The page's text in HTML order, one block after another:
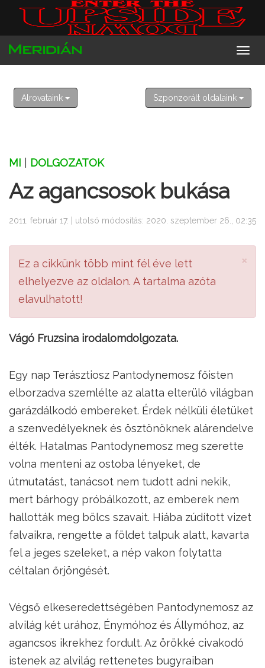
2026. augusztus 8. szombat
László
Alrovataink Szponzorált oldalaink
MI DOLGOZATOK
Az agancsosok bukása
2011. február 17. | utolsó módosítás: 2020. szeptember 26., 02:35
×
Ez a cikkünk több mint fél éve lett
elhelyezve az oldalon. A tartalma azóta
elavulhatott!
Vágó Fruzsina irodalomdolgozata.
Egy nap Terásztiosz Pantodynemosz főisten
elborzadva szemlélte az alatta elterülő világban
garázdálkodó embereket. Érdek nélküli életüket
a szenvedélyeknek és ösztönöknek alárendelve
élték. Hatalmas Pantodynemosz meg szerette
volna menteni az ostoba lényeket, de
útmutatást, tanácsot nem tudott adni nekik,
mert bárhogy próbálkozott, az emberek nem
hallották meg bölcs szavait. Hiába zúdított vizet
falvaikra, rengette a földet talpuk alatt, kavarta
fel a jeges szeleket, a nép vakon folytatta
céltalan őrjöngését.
Végső elkeseredettségében Pantodynemosz az
alvilág két urához, Énymóhoz és Állymóhoz, az
agancsos ikrekhez fordult. Az örökké civakodó
istenek az alvilág rettenetes bugyraiban